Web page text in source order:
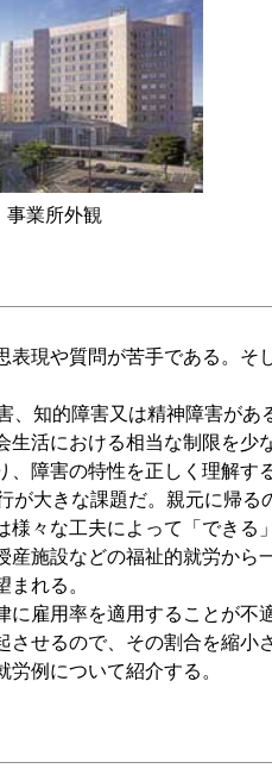
事業所外観
現や質問が苦手である。そ
知的障害又は精神障害があ
活における相当な制限を少
障害の特性を正しく理解す
大きな課題だ。親元に帰る
々な工夫によって「できる
施設などの福祉的就労から
れる。
雇用率を適用することが不
せるので、その割合を縮小
例について紹介する。